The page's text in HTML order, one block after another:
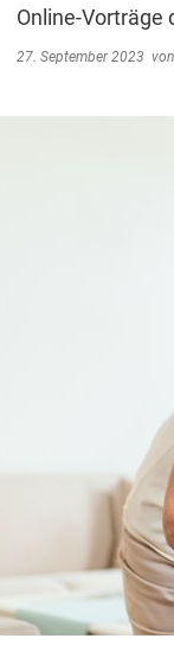
Online-Vorträge
27. September 2023 von